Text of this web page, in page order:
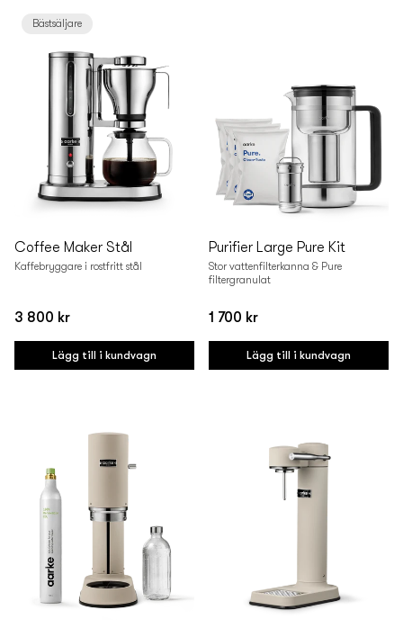
Bästsäljare
Coffee Maker Stål
Kaffebryggare i rostfritt stål
Vanligt
pris
3 800 kr
Lägg till i kundvagn
Purifier Large Pure Kit
Stor vattenfilterkanna & Pure
filtergranulat
Vanligt
pris
1 700 kr
Lägg till i kundvagn